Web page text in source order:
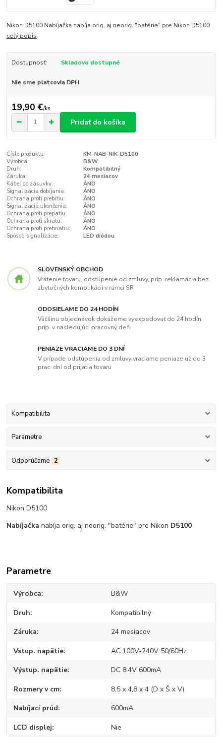
Nikon D5100 Nabíjačka nabíja orig. aj neorig. "batérie" pre Nikon D5100
celý popis
Dostupnosť: Skladovo dostupné
Nie sme platcovia DPH
19,90 €/ks
Pridať do košíka
Číslo produktu:
KM-NAB-NIK-D5100
Výrobca:
B&W
Druh:
Kompatibilný
Záruka:
24 mesiacov
Kábel do zásuvky:
ÁNO
Signalizácia dobíjania:
ÁNO
Ochrana proti prebitiu:
ÁNO
Signalizácia ukončenia:
ÁNO
Ochrana proti prepätiu:
ÁNO
Ochrana proti skratu:
ÁNO
Ochrana proti prehriatiu:
ÁNO
Spôsob signalízácie:
LED diódou
SLOVENSKÝ OBCHOD
Vrátenie tovaru, odstúpenie od zmluvy, príp. reklamácia bez
zbytočných komplikácii v rámci SR
ODOSIELAME DO 24 HODÍN
Väčšinu objednávok dokážeme vyexpedovať do 24 hodín,
príp. v nasledujúci pracovný deň
PENIAZE VRACIAME DO 3 DNÍ
V prípade odstúpenia od zmluvy vraciame peniaze už do 3
prac. dní od prijatia tovaru
Kompatibilita
Parametre
Odporúčame 2
Kompatibilita
Nikon D5100
Nabíjačka nabíja orig. aj neorig. "batérie" pre Nikon D5100
Parametre
Výrobca B&W
Druh Kompatibilný
Záruka 24 mesiacov
Vstup. napätie AC 100V-240V 50/60Hz
Výstup. napätie DC 8.4V 600mA
Rozmery v cm 8,5 x 4,8 x 4 (D x Š x V)
Nabíjací prúd 600mA
LCD displej Nie